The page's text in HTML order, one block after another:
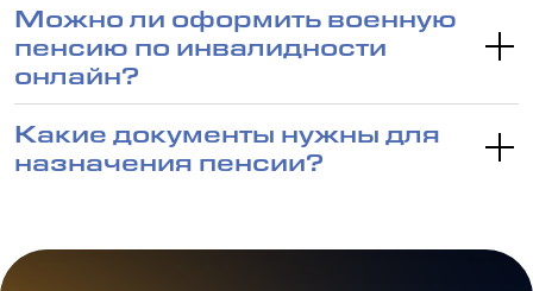
Можно ли оформить военную
пенсию по инвалидности
онлайн?
Какие документы нужны для
назначения пенсии?